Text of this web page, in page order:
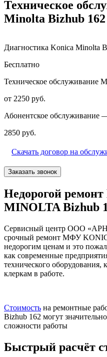
Техническое
Minolta Bizhub 162
Диагностика Konica Minolta
Бесплатно
Техническое обслуживание
от 2250 руб.
Абонентское обслуживание
2850 руб.
Скачать договор на
Заказать звонок
Недорогой
MINOLTA Bizhub
Сервисный центр ООО
срочный ремонт МФУ
недорогим ценам и это
как современные
технического
клеркам в работе.
Стоимость на ремонтные
Bizhub 162 могут
сложности работы
Быстрый расчёт